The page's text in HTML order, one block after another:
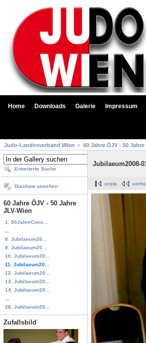
Home Downloads Galerie Impressum
Judo-Landesverband Wien 60 Jahre ÖJV - 50 Jahre
Erweiterte Suche
Diashow ansehen
60 Jahre ÖJV - 50 Jahre
JLV-Wien
1. 50JahreCove...
8. Jubilaeum20...
9. Jubilaeum20...
10. Jubilaeum20...
11. Jubilaeum20...
12. Jubilaeum20...
13. Jubilaeum20...
14. Jubilaeum20...
28. Jubilaeum20...
Zufallsbild
Jubilaeum2008-
erste